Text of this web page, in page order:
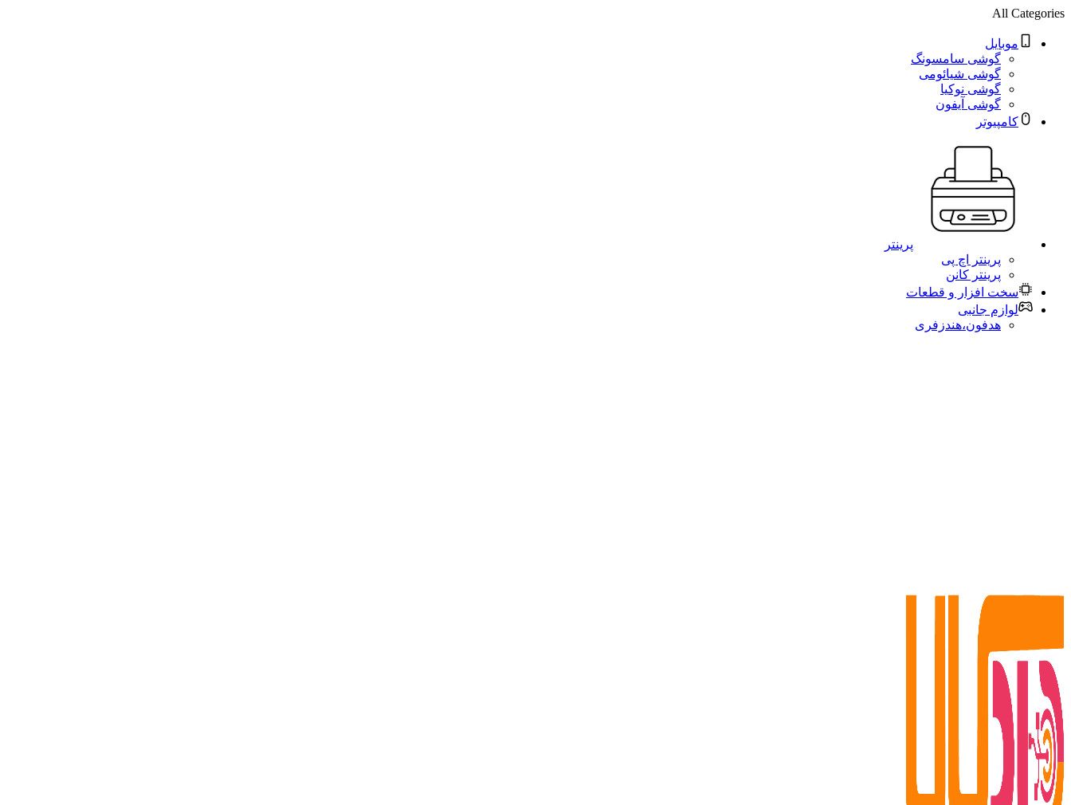
All Categories
موبایل
گوشی سامسونگ
گوشی شیائومی
گوشی نوکیا
گوشی آیفون
کامپیوتر
پرینتر
پرینتر اچ پی
پرینتر کانن
سخت افزار و قطعات
لوازم جانبی
هدفون،هندزفری